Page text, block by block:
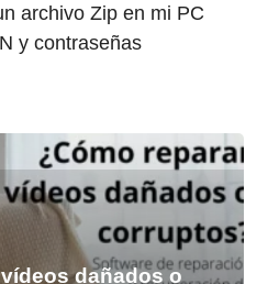
archivo Zip en mi PC
y contraseñas
dañados o